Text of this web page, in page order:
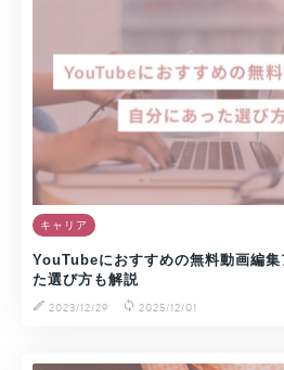
キャリア
YouTubeにおすすめの無料動画編集
た選び方も解説
2023/12/29
2025/12/01